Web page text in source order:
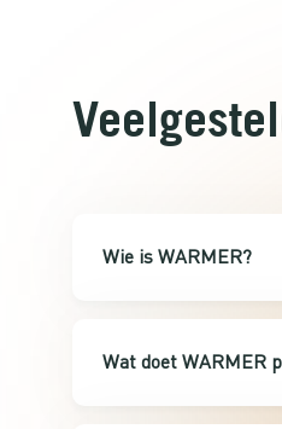
Wie is WARMER?
Wat doet WARMER